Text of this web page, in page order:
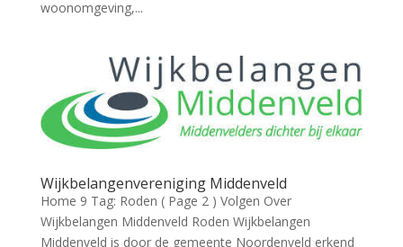
woonomgeving,...
Wijkbelangenvereniging Middenveld
Home 9 Tag: Roden ( Page 2 ) Volgen Over
Wijkbelangen Middenveld Roden Wijkbelangen
Middenveld is door de gemeente Noordenveld erkend